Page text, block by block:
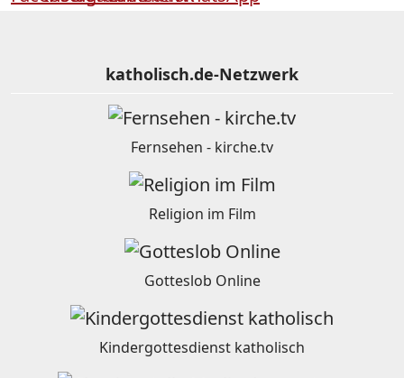
katholisch.de-Netzwerk
Fernsehen - kirche.tv
Religion im Film
Gotteslob Online
Kindergottesdienst katholisch